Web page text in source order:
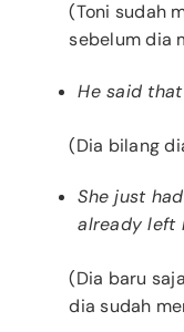
(Toni sudah
sebelum dia
He said
(Dia bilang
She just
already left
(Dia baru
dia sudah